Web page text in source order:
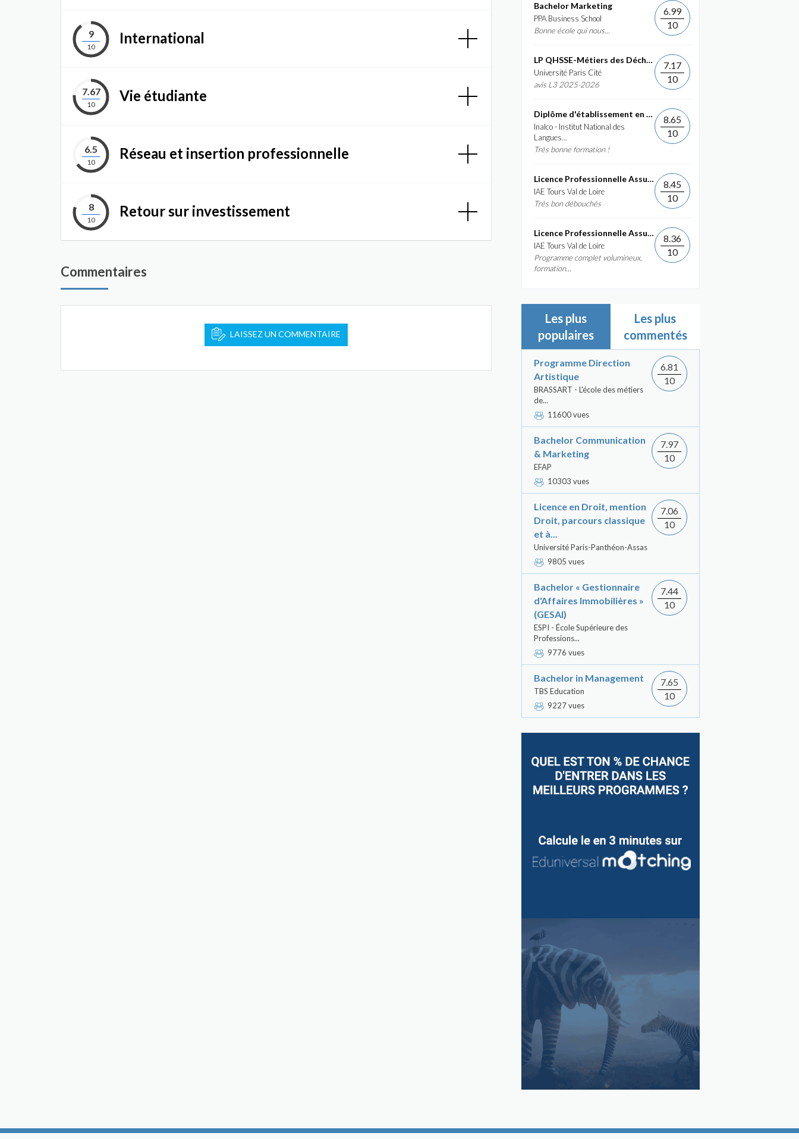
9
10
International
7.67
10
Vie étudiante
6.5
10
Réseau et insertion professionnelle
8
10
Retour sur investissement
Commentaires
LAISSEZ UN COMMENTAIRE
Bachelor Marketing
PPA Business School
Bonne école qui nous...
6.99
10
LP QHSSE-Métiers des Déchets et de...
Université Paris Cité
avis L3 2025-2026
7.17
10
Diplôme d'établissement en Commerce International et...
Inalco - Institut National des
Langues...
Très bonne formation !
8.65
10
Licence Professionnelle Assurance, banque, finance :...
IAE Tours Val de Loire
Très bon débouchés
8.45
10
Licence Professionnelle Assurance, banque, finance :...
IAE Tours Val de Loire
Programme complet volumineux,
formation...
8.36
10
Les plus
populaires
Les plus
commentés
Programme Direction
Artistique
BRASSART - L'école des métiers
de...
11600 vues
6.81
10
Bachelor Communication
& Marketing
EFAP
10303 vues
7.97
10
Licence en Droit, mention
Droit, parcours classique
et à...
Université Paris-Panthéon-Assas
9805 vues
7.06
10
Bachelor « Gestionnaire
d'Affaires Immobilières »
(GESAI)
ESPI - École Supérieure des
Professions...
9776 vues
7.44
10
Bachelor in Management
TBS Education
9227 vues
7.65
10